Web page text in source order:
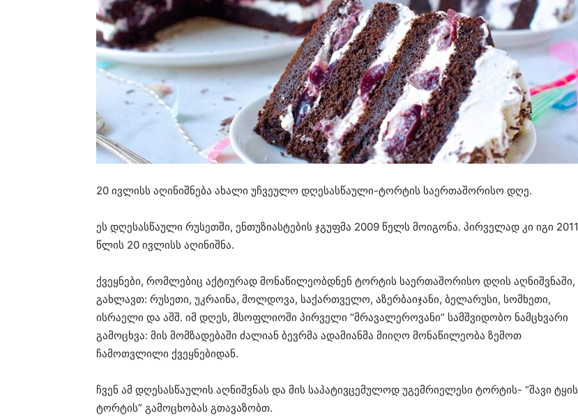
20 ივლისს აღინიშნება ახალი უჩვეულო დღესასწაული-ტორტის საერთაშორისო დღე.
ეს დღესასწაული რუსეთში, ენთუზიასტების ჯგუფმა 2009 წელს მოიგონა. პირველად კი იგი 2011
წლის 20 ივლისს აღინიშნა.
ქვეყნები, რომლებიც აქტიურად მონაწილეობდნენ ტორტის საერთაშორისო დღის აღნიშვნაში,
გახლავთ: რუსეთი, უკრაინა, მოლდოვა, საქართველო, აზერბაიჯანი, ბელარუსი, სომხეთი,
ისრაელი და აშშ. იმ დღეს, მსოფლიოში პირველი “მრავალეროვანი” სამშვიდობო ნამცხვარი
გამოცხვა: მის მომზადებაში ძალიან ბევრმა ადამიანმა მიიღო მონაწილეობა ზემოთ
ჩამოთვლილი ქვეყნებიდან.
ჩვენ ამ დღესასწაულის აღნიშვნას და მის საპატივცემულოდ უგემრიელესი ტორტის- “შავი ტყის
ტორტის” გამოცხობას გთავაზობთ.